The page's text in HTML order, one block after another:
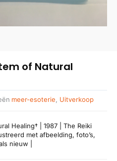
of Natural
meer-esoterie Uitverkoop
Healing† | 1987 | The Reiki
met afbeelding, foto’s,
nieuw |